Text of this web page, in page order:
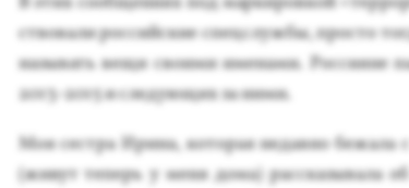
ство­вали рос­сий­ские спец­служ­бы, прос­то
на­зывать ве­щи сво­ими име­нами. Рос­си­яне
2013-2015 и сле­ду­ющих за ни­ми.
Моя сес­тра Ири­на, ко­торая не­дав­но бе­жала
(жи­вут те­перь у ме­ня до­ма) рас­ска­зыва­ла